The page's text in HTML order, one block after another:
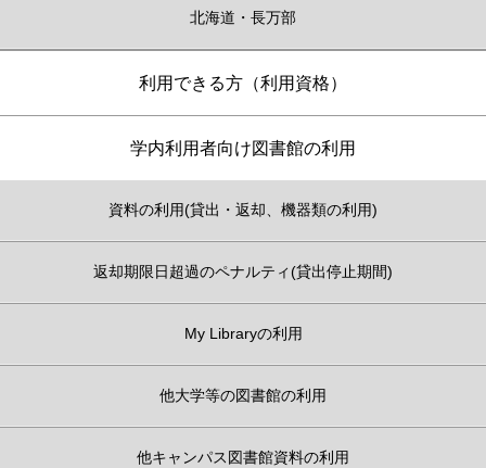
北海道・長万部
利用できる方（利用資格）
学内利用者向け図書館の利用
資料の利用(貸出・返却、機器類の利用)
返却期限日超過のペナルティ(貸出停止期間)
My Libraryの利用
他大学等の図書館の利用
他キャンパス図書館資料の利用